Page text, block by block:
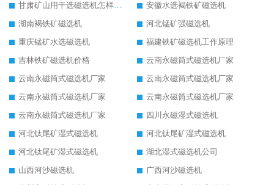
甘肃矿山用干选磁选机怎样调磁
安徽水选褐铁矿磁选机
湖南褐铁矿磁选机
河北锰矿强磁选机
重庆锰矿水选磁选机
福建铁矿磁选机工作原理
吉林铁矿磁选机价格
云南永磁筒式磁选机厂家
云南永磁筒式磁选机厂家
云南永磁筒式磁选机厂家
云南永磁筒式磁选机厂家
云南永磁筒式磁选机厂家
云南永磁筒式磁选机厂家
四川永磁湿式磁选机
河北钛尾矿湿式磁选机
河北钛尾矿湿式磁选机
河北钛尾矿湿式磁选机
湖北湿式磁选机公司
山西河沙磁选机
广西河沙磁选机